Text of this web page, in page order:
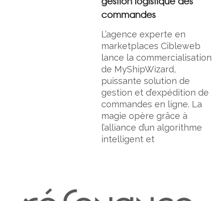
commandes
L’agence experte en
marketplaces Cibleweb
lance la commercialisation
de MyShipWizard,
puissante solution de
gestion et d’expédition de
commandes en ligne. La
magie opère grâce à
l’alliance d’un algorithme
intelligent et